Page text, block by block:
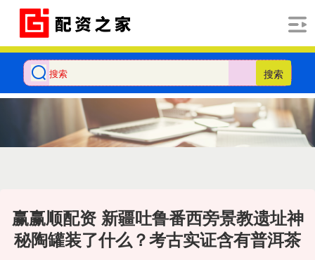
搜索
赢赢顺配资 新疆吐鲁番西旁景教遗址神
秘陶罐装了什么？考古实证含有普洱茶